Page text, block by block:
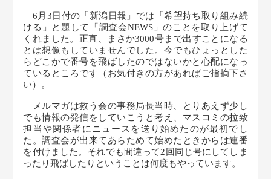
6月3日付の「新潟日報」では「希望持ち取り組み続
ける」と題して「調査会NEWS」のことを取り上げて
くれました。正直、まさか3000号まで出すことになる
とは想像もしていませんでした。今でもひょっとした
らどこかで番号を飛ばしたのではないかと心配になっ
ているところです（お気付きの方があればご指摘下さ
い）。
メルマガは救う会の事務局長当時、とりあえず少し
でも情報の発信をしていこうと考え、マスコミの拉致
担当や関係者にニュースを送り始めたのが最初でし
た。調査会が出来てあらためて始めたときからは連番
を付けました。それでも間違って2回同じ号にしてしま
ったり飛ばしたりということは何度もやっています。